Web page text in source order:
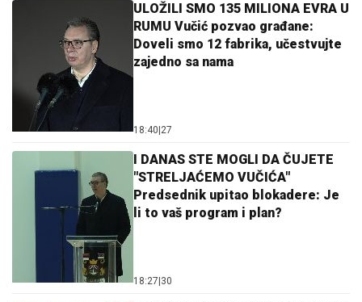
ULOŽILI SMO 135 MILIONA EVRA U
RUMU Vučić pozvao građane:
Doveli smo 12 fabrika, učestvujte
zajedno sa nama
18:40 27
I DANAS STE MOGLI DA ČUJETE
"STRELJAĆEMO VUČIĆA"
Predsednik upitao blokadere: Je
li to vaš program i plan?
18:27 30